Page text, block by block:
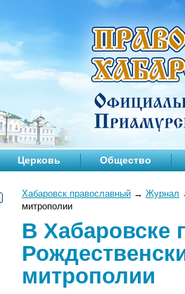
Церковь Общество
Хабаровск православный → Журнал
митрополии
В Хабаровске
митрополии